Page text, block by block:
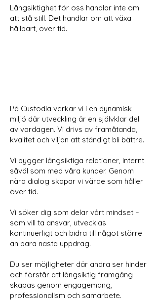
Långsiktighet för oss handlar inte om
att stå still. Det handlar om att växa
hållbart, över tid.
På Custodia verkar vi i en dynamisk
miljö där utveckling är en självklar del
av vardagen. Vi drivs av framåtanda,
kvalitet och viljan att ständigt bli bättre.
Vi bygger långsiktiga relationer, internt
såväl som med våra kunder. Genom
nära dialog skapar vi värde som håller
över tid.
Vi söker dig som delar vårt mindset –
som vill ta ansvar, utvecklas
kontinuerligt och bidra till något större
än bara nästa uppdrag.
Du ser möjligheter där andra ser hinder
och förstår att långsiktig framgång
skapas genom engagemang,
professionalism och samarbete.